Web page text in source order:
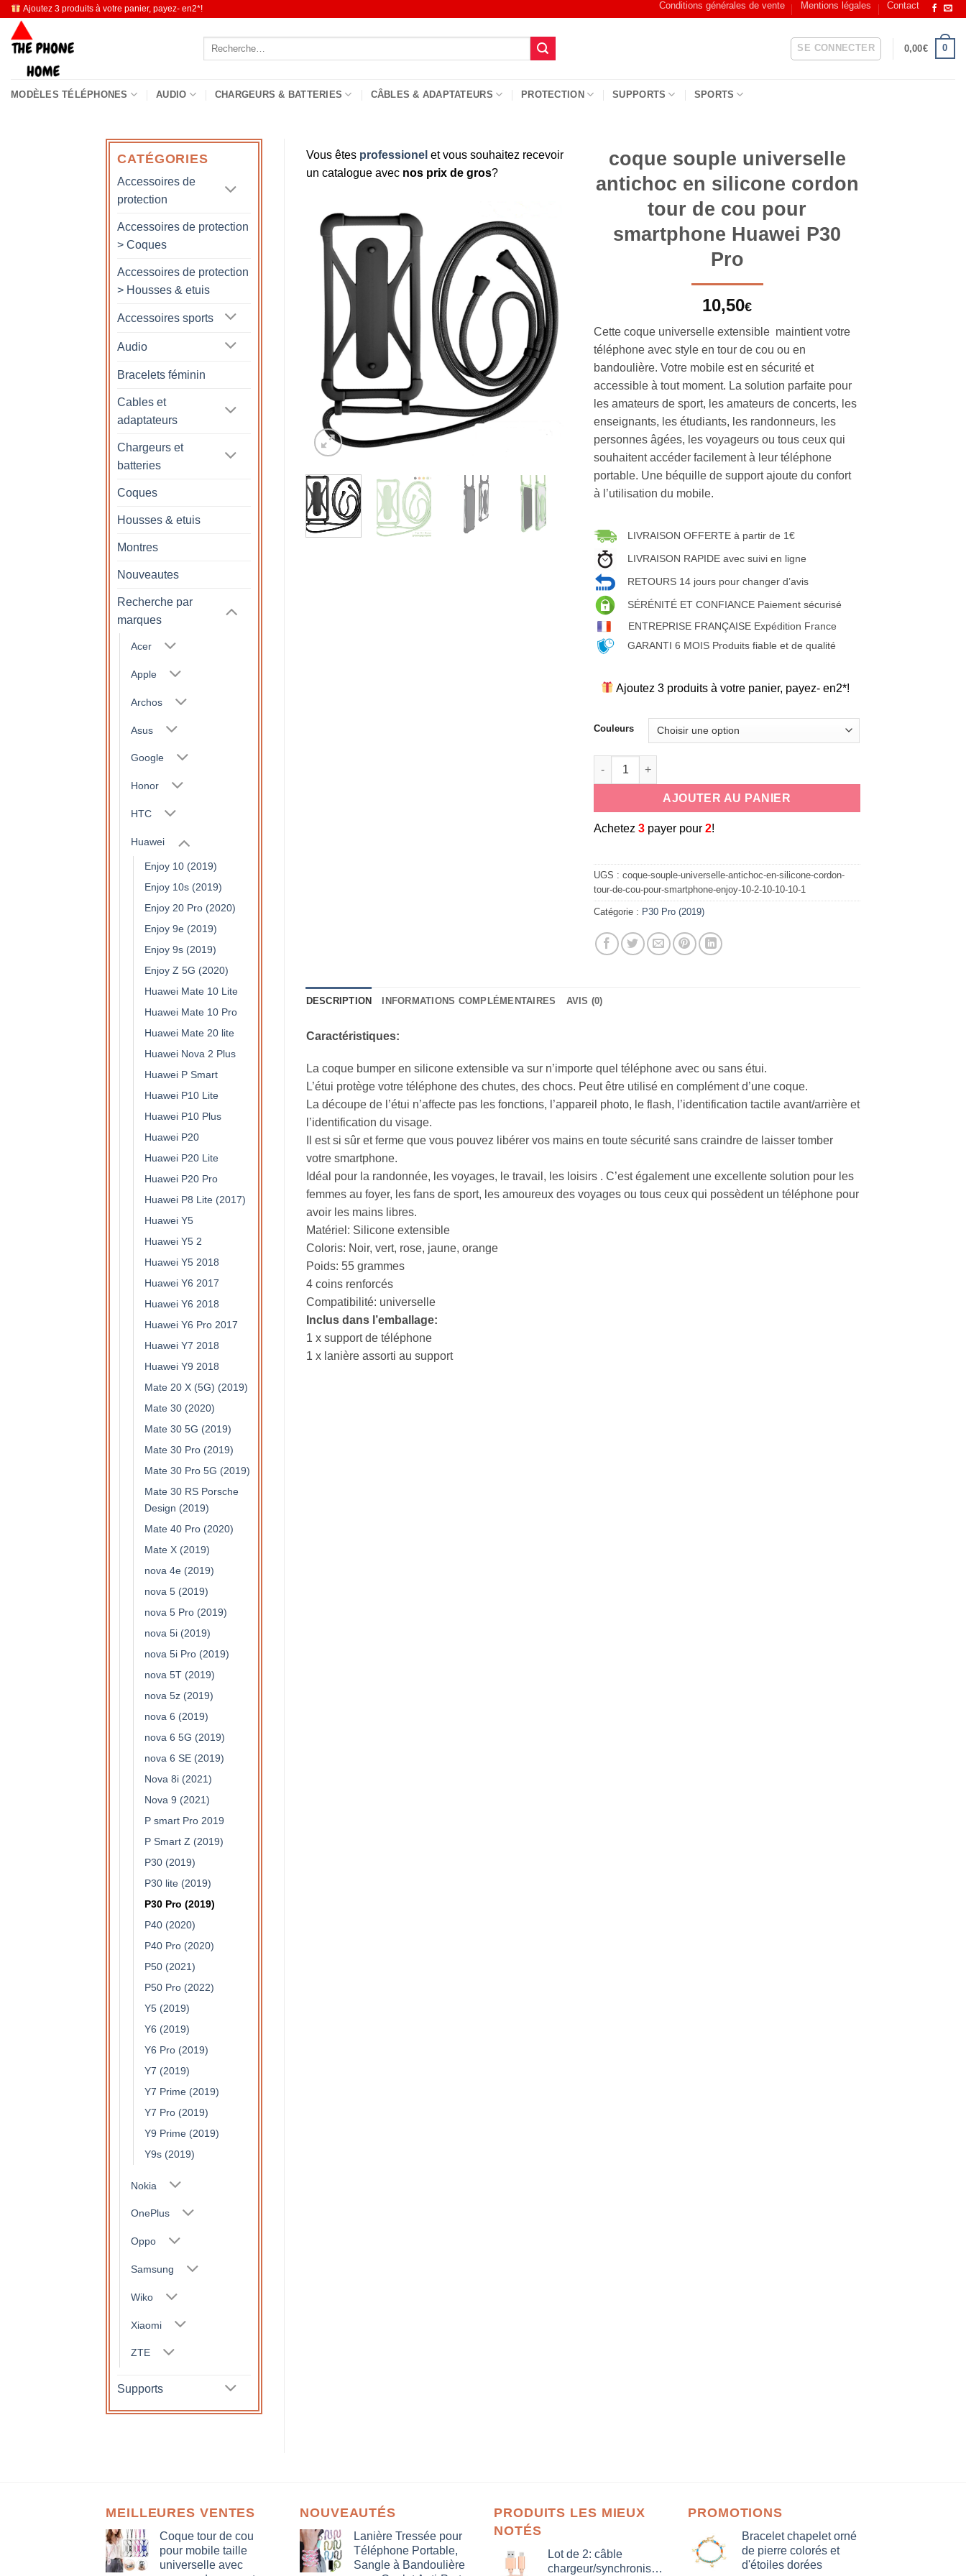
Passer
contenu
Ajoutez 3 produits à votre panier, payez- en2*! Conditions générales de vente Mentions légales Contact
Recherche
SE CONNECTER 0,00€ 0
MODÈLES TÉLÉPHONES AUDIO CHARGEURS & BATTERIES CÂBLES & ADAPTATEURS PROTECTION SUPPORTS SPORTS
CATÉGORIES
Accessoires de
protection
Accessoires de protection
> Coques
Accessoires de protection
> Housses & etuis
Accessoires sports
Audio
Bracelets féminin
Cables et
adaptateurs
Chargeurs et
batteries
Coques
Housses & etuis
Montres
Nouveautes
Recherche par
marques
Acer
Apple
Archos
Asus
Google
Honor
HTC
Huawei
Enjoy 10 (2019)
Enjoy 10s (2019)
Enjoy 20 Pro (2020)
Enjoy 9e (2019)
Enjoy 9s (2019)
Enjoy Z 5G (2020)
Huawei Mate 10 Lite
Huawei Mate 10 Pro
Huawei Mate 20 lite
Huawei Nova 2 Plus
Huawei P Smart
Huawei P10 Lite
Huawei P10 Plus
Huawei P20
Huawei P20 Lite
Huawei P20 Pro
Huawei P8 Lite (2017)
Huawei Y5
Huawei Y5 2
Huawei Y5 2018
Huawei Y6 2017
Huawei Y6 2018
Huawei Y6 Pro 2017
Huawei Y7 2018
Huawei Y9 2018
Mate 20 X (5G) (2019)
Mate 30 (2020)
Mate 30 5G (2019)
Mate 30 Pro (2019)
Mate 30 Pro 5G (2019)
Mate 30 RS Porsche
Design (2019)
Mate 40 Pro (2020)
Mate X (2019)
nova 4e (2019)
nova 5 (2019)
nova 5 Pro (2019)
nova 5i (2019)
nova 5i Pro (2019)
nova 5T (2019)
nova 5z (2019)
nova 6 (2019)
nova 6 5G (2019)
nova 6 SE (2019)
Nova 8i (2021)
Nova 9 (2021)
P smart Pro 2019
P Smart Z (2019)
P30 (2019)
P30 lite (2019)
P30 Pro (2019)
P40 (2020)
P40 Pro (2020)
P50 (2021)
P50 Pro (2022)
Y5 (2019)
Y6 (2019)
Y6 Pro (2019)
Y7 (2019)
Y7 Prime (2019)
Y7 Pro (2019)
Y9 Prime (2019)
Y9s (2019)
Nokia
OnePlus
Oppo
Samsung
Wiko
Xiaomi
ZTE
Supports
Vous êtes professionel et vous souhaitez recevoir
un catalogue avec nos prix de gros?
coque souple universelle
antichoc en silicone cordon
tour de cou pour
smartphone Huawei P30
Pro
10,50€
Cette coque universelle extensible maintient votre
téléphone avec style en tour de cou ou en
bandoulière. Votre mobile est en sécurité et
accessible à tout moment. La solution parfaite pour
les amateurs de sport, les amateurs de concerts, les
enseignants, les étudiants, les randonneurs, les
personnes âgées, les voyageurs ou tous ceux qui
souhaitent accéder facilement à leur téléphone
portable. Une béquille de support ajoute du confort
à l’utilisation du mobile.
LIVRAISON OFFERTE à partir de 1€
LIVRAISON RAPIDE avec suivi en ligne
RETOURS 14 jours pour changer d’avis
SÉRÉNITÉ ET CONFIANCE Paiement sécurisé
ENTREPRISE FRANÇAISE Expédition France
GARANTI 6 MOIS Produits fiable et de qualité
Ajoutez 3 produits à votre panier, payez- en2*!
Couleurs
quantité de coque souple universelle antichoc en silicone cordon tour de
AJOUTER AU PANIER
Achetez3 payer pour2!
UGS :coque-souple-universelle-antichoc-en-silicone-cordon-
tour-de-cou-pour-smartphone-enjoy-10-2-10-10-10-1
Catégorie : P30 Pro (2019)
DESCRIPTION INFORMATIONS COMPLÉMENTAIRES AVIS (0)
Caractéristiques:
La coque bumper en silicone extensible va sur n’importe quel téléphone avec ou sans étui.
L’étui protège votre téléphone des chutes, des chocs. Peut être utilisé en complément d’une coque.
La découpe de l’étui n’affecte pas les fonctions, l’appareil photo, le flash, l’identification tactile avant/arrière et
l’identification du visage.
Il est si sûr et ferme que vous pouvez libérer vos mains en toute sécurité sans craindre de laisser tomber
votre smartphone.
Idéal pour la randonnée, les voyages, le travail, les loisirs . C’est également une excellente solution pour les
femmes au foyer, les fans de sport, les amoureux des voyages ou tous ceux qui possèdent un téléphone pour
avoir les mains libres.
Matériel: Silicone extensible
Coloris: Noir, vert, rose, jaune, orange
Poids: 55 grammes
4 coins renforcés
Compatibilité: universelle
Inclus dans l’emballage:
1 x support de téléphone
1 x lanière assorti au support
MEILLEURES VENTES
Coque tour de cou
pour mobile taille
universelle avec
NOUVEAUTÉS
Lanière Tressée pour
Téléphone Portable,
Sangle à Bandoulière
PRODUITS LES MIEUX
NOTÉS
Lot de 2: câble
chargeur/synchronisation
PROMOTIONS
Bracelet chapelet orné
de pierre colorés et
d'étoiles dorées